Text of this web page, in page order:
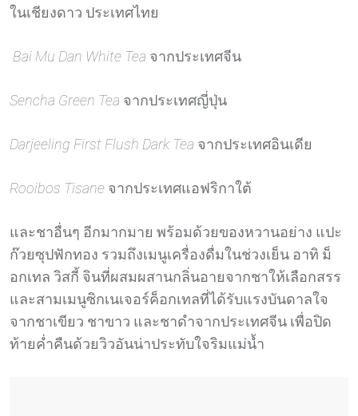
ในเชียงดาว ประเทศไทย
Bai Mu Dan White Tea จากประเทศจีน
Sencha Green Tea จากประเทศญี่ปุ่น
Darjeeling First Flush Dark Tea จากประเทศอินเดีย
Rooibos Tisane จากประเทศแอฟริกาใต้
และชาอื่นๆ อีกมากมาย พร้อมด้วยของหวานอย่าง แปะ
ก๊วยซุปฟักทอง รวมถึงเมนูเครื่องดื่มในช่วงเย็น อาทิ ม็
อกเทล วิสกี้ จินที่ผสมผสานกลิ่นอายจากชาให้เลือกสรร
และสามเมนูซิกเนเจอร์ค็อกเทลที่ได้รับแรงบันดาลใจ
จากชาเขียว ชาขาว และชาดําจากประเทศจีน เพื่อปิด
ท้ายค่ำคืนด้วยวิวอันน่าประทับใจริมแม่น้ำ